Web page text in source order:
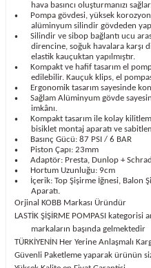
hava basıncı oluşturmanızı
•
Pompa gövdesi, yüksek
alüminyum silindir gövdeden
•
Silindir ve sibop bağlantı ucu
direncine, soğuk havalara karşı
elastik kauçuktan yapılmıştır.
•
Kompakt ve hafif tasarım el
edilebilir. Kauçuk klips, el
• Ergonomik tasarım sayesinde
•
Sağlam Alüminyum gövde
imkânı.
•
Kompakt tasarım ile kolay
bisiklet montaj aparatı ve
• Basınç Gücü: 87 PSI / 6 BAR
• Piston Çapı: 23mm
• Adaptör: Presta, Dunlop +
• Hortum Uzunluğu: 9cm
•
İçerik: Top Şişirme İğnesi, Balon
Aparatı.
Orjinal KOBB Markası Üründür
LASTİK ŞİŞİRME POMPASI kategorisi
markaların başında gelmektedir
TÜRKİYENİN Her Yerine Anlaşmalı
Güvenli Paketleme yaparak ürünün